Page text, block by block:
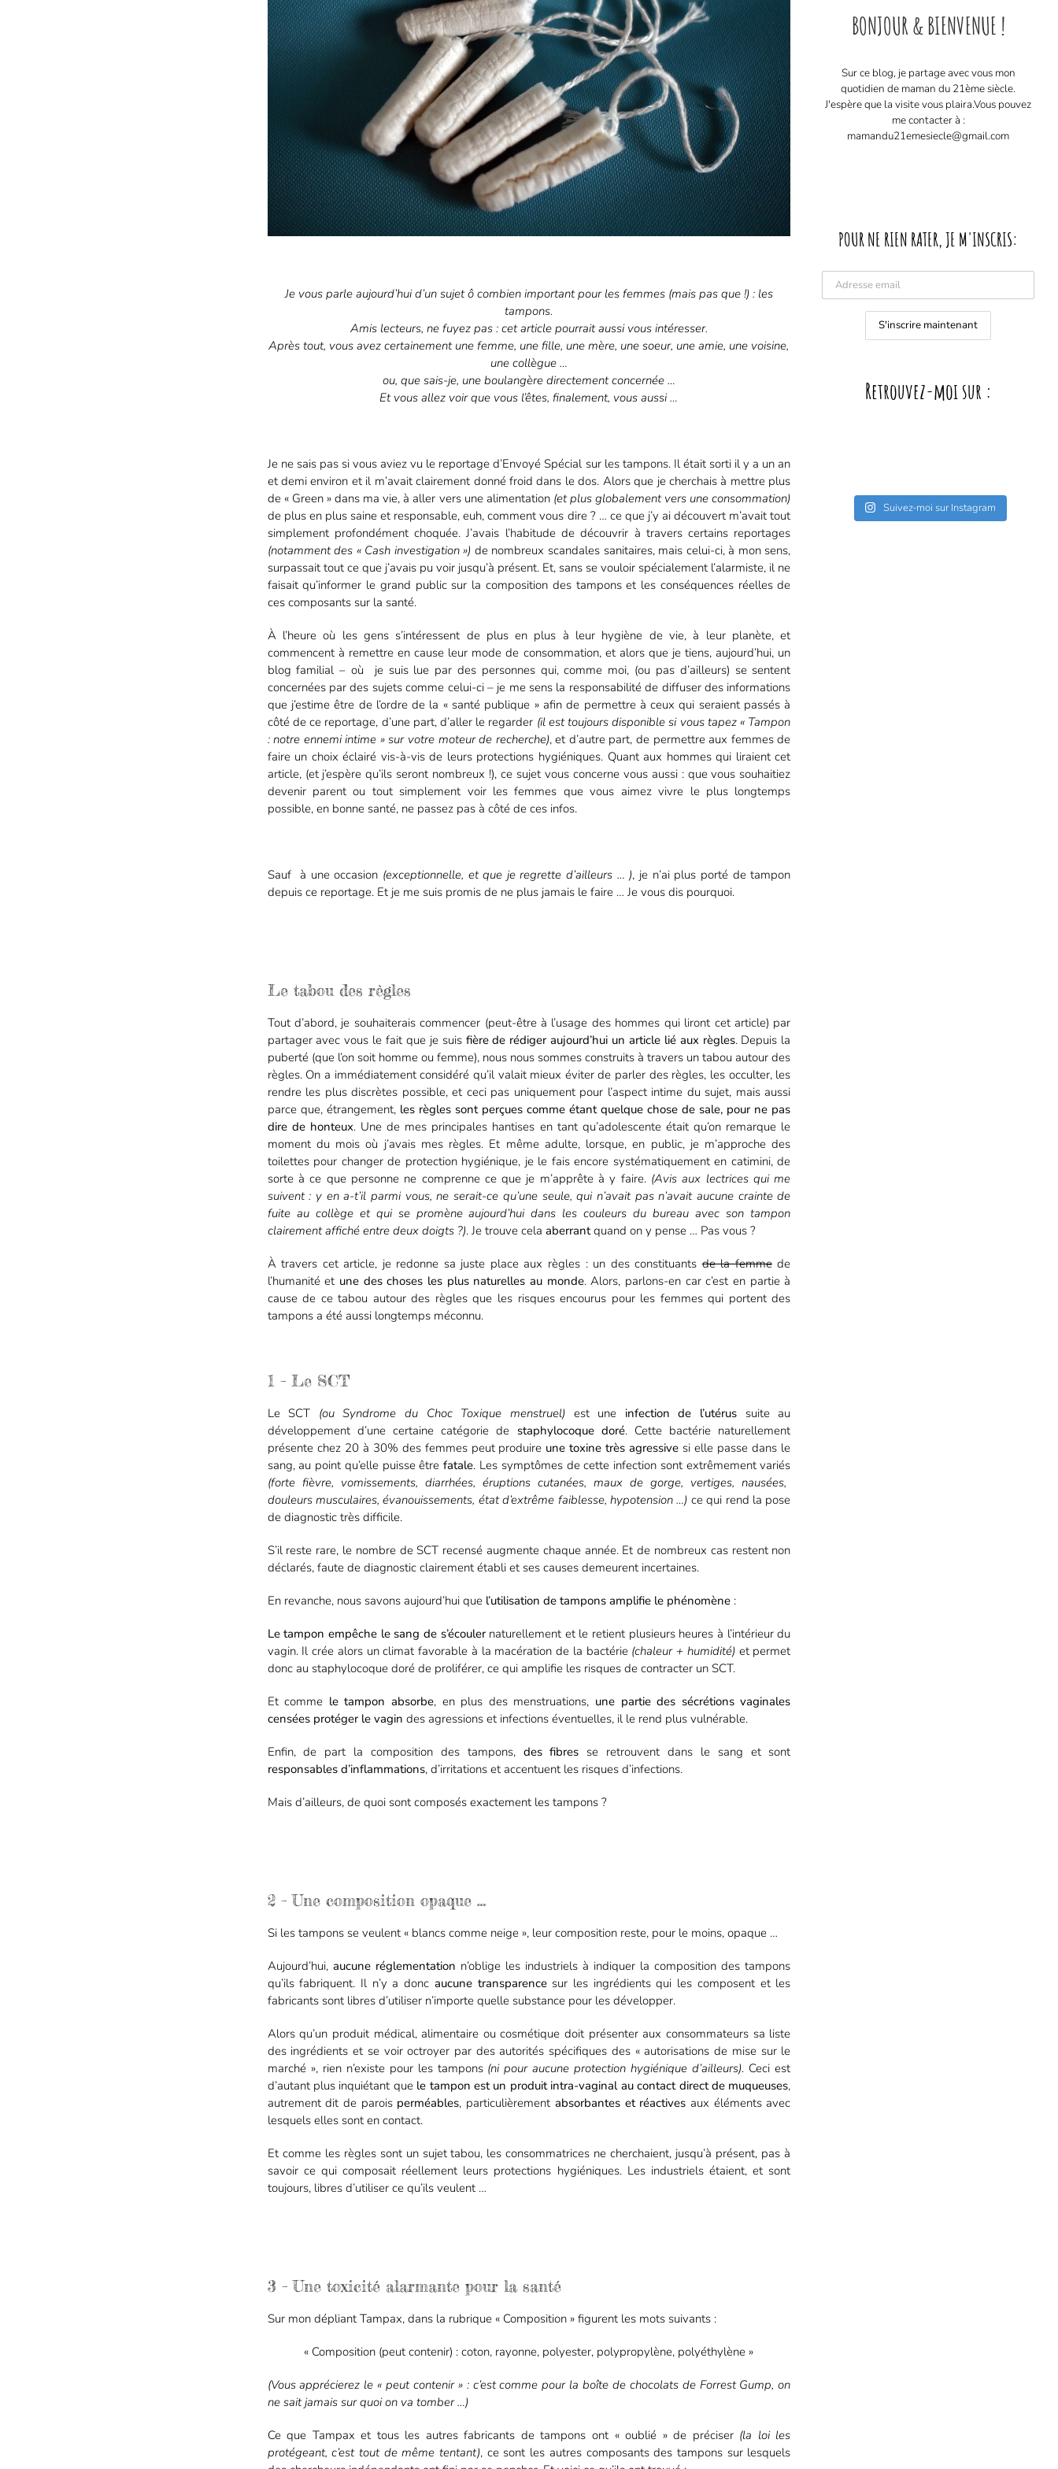
Je vous parle aujourd’hui d’un sujet ô combien important pour les femmes (mais pas que !) : les
tampons.
Amis lecteurs, ne fuyez pas : cet article pourrait aussi vous intéresser.
Après tout, vous avez certainement une femme, une fille, une mère, une soeur, une amie, une voisine,
une collègue …
ou, que sais-je, une boulangère directement concernée …
Et vous allez voir que vous l’êtes, finalement, vous aussi …
Je ne sais pas si vous aviez vu le reportage d’Envoyé Spécial sur les tampons. Il était sorti il y a un an
et demi environ et il m’avait clairement donné froid dans le dos. Alors que je cherchais à mettre plus
de « Green » dans ma vie, à aller vers une alimentation (et plus globalement vers une consommation)
de plus en plus saine et responsable, euh, comment vous dire ? … ce que j’y ai découvert m’avait tout
simplement profondément choquée. J’avais l’habitude de découvrir à travers certains reportages
(notamment des « Cash investigation ») de nombreux scandales sanitaires, mais celui-ci, à mon sens,
surpassait tout ce que j’avais pu voir jusqu’à présent. Et, sans se vouloir spécialement l’alarmiste, il ne
faisait qu’informer le grand public sur la composition des tampons et les conséquences réelles de
ces composants sur la santé.
À l’heure où les gens s’intéressent de plus en plus à leur hygiène de vie, à leur planète, et
commencent à remettre en cause leur mode de consommation, et alors que je tiens, aujourd’hui, un
blog familial – où je suis lue par des personnes qui, comme moi, (ou pas d’ailleurs) se sentent
concernées par des sujets comme celui-ci – je me sens la responsabilité de diffuser des informations
que j’estime être de l’ordre de la « santé publique » afin de permettre à ceux qui seraient passés à
côté de ce reportage, d’une part, d’aller le regarder (il est toujours disponible si vous tapez « Tampon
: notre ennemi intime » sur votre moteur de recherche), et d’autre part, de permettre aux femmes de
faire un choix éclairé vis-à-vis de leurs protections hygiéniques. Quant aux hommes qui liraient cet
article, (et j’espère qu’ils seront nombreux !), ce sujet vous concerne vous aussi : que vous souhaitiez
devenir parent ou tout simplement voir les femmes que vous aimez vivre le plus longtemps
possible, en bonne santé, ne passez pas à côté de ces infos.
Sauf à une occasion (exceptionnelle, et que je regrette d’ailleurs … ), je n’ai plus porté de tampon
depuis ce reportage. Et je me suis promis de ne plus jamais le faire … Je vous dis pourquoi.
Le tabou des règles
Tout d’abord, je souhaiterais commencer (peut-être à l’usage des hommes qui liront cet article) par
partager avec vous le fait que je suis fière de rédiger aujourd’hui un article lié aux règles. Depuis la
puberté (que l’on soit homme ou femme), nous nous sommes construits à travers un tabou autour des
règles. On a immédiatement considéré qu’il valait mieux éviter de parler des règles, les occulter, les
rendre les plus discrètes possible, et ceci pas uniquement pour l’aspect intime du sujet, mais aussi
parce que, étrangement, les règles sont perçues comme étant quelque chose de sale, pour ne pas
dire de honteux. Une de mes principales hantises en tant qu’adolescente était qu’on remarque le
moment du mois où j’avais mes règles. Et même adulte, lorsque, en public, je m’approche des
toilettes pour changer de protection hygiénique, je le fais encore systématiquement en catimini, de
sorte à ce que personne ne comprenne ce que je m’apprête à y faire. (Avis aux lectrices qui me
suivent : y en a-t’il parmi vous, ne serait-ce qu’une seule, qui n’avait pas n’avait aucune crainte de
fuite au collège et qui se promène aujourd’hui dans les couleurs du bureau avec son tampon
clairement affiché entre deux doigts ?). Je trouve cela aberrantquand on y pense … Pas vous ?
À travers cet article, je redonne sa juste place aux règles : un des constituantsde la femmede
l’humanité et une des choses les plus naturelles au monde. Alors, parlons-en car c’est en partie à
cause de ce tabou autour des règles que les risques encourus pour les femmes qui portent des
tampons a été aussi longtemps méconnu.
1 – Le SCT
Le SCT (ou Syndrome du Choc Toxique menstruel) est une infection de l’utérus suite au
développement d’une certaine catégorie de staphylocoque doré. Cette bactérie naturellement
présente chez 20 à 30% des femmes peut produire une toxine très agressive si elle passe dans le
sang, au point qu’elle puisse êtrefatale. Les symptômes de cette infection sont extrêmement variés
(forte fièvre, vomissements, diarrhées, éruptions cutanées, maux de gorge, vertiges, nausées,
douleurs musculaires, évanouissements, état d’extrême faiblesse, hypotension …) ce qui rend la pose
de diagnostic très difficile.
S’il reste rare, le nombre de SCT recensé augmente chaque année. Et de nombreux cas restent non
déclarés, faute de diagnostic clairement établi et ses causes demeurent incertaines.
En revanche, nous savons aujourd’hui que l’utilisation de tampons amplifie le phénomène:
Le tampon empêche le sang de s’écoulernaturellement et le retient plusieurs heures à l’intérieur du
vagin. Il crée alors un climat favorable à la macération de la bactérie (chaleur + humidité) et permet
donc au staphylocoque doré de proliférer, ce qui amplifie les risques de contracter un SCT.
Et comme le tampon absorbe, en plus des menstruations, une partie des sécrétions vaginales
censées protéger le vagin des agressions et infections éventuelles, il le rend plus vulnérable.
Enfin, de part la composition des tampons, des fibres se retrouvent dans le sang et sont
responsables d’inflammations, d’irritations et accentuent les risques d’infections.
Mais d’ailleurs, de quoi sont composés exactement les tampons ?
2 – Une composition opaque …
Si les tampons se veulent « blancs comme neige », leur composition reste, pour le moins, opaque …
Aujourd’hui, aucune réglementation n’oblige les industriels à indiquer la composition des tampons
qu’ils fabriquent. Il n’y a donc aucune transparencesur les ingrédients qui les composent et les
fabricants sont libres d’utiliser n’importe quelle substance pour les développer.
Alors qu’un produit médical, alimentaire ou cosmétique doit présenter aux consommateurs sa liste
des ingrédients et se voir octroyer par des autorités spécifiques des « autorisations de mise sur le
marché », rien n’existe pour les tampons(ni pour aucune protection hygiénique d’ailleurs). Ceci est
d’autant plus inquiétant que le tampon est un produit intra-vaginal au contact direct de muqueuses,
autrement dit de parois perméables, particulièrement absorbantes et réactives aux éléments avec
lesquels elles sont en contact.
Et comme les règles sont un sujet tabou, les consommatrices ne cherchaient, jusqu’à présent, pas à
savoir ce qui composait réellement leurs protections hygiéniques. Les industriels étaient, et sont
toujours, libres d’utiliser ce qu’ils veulent …
3 – Une toxicité alarmante pour la santé
Sur mon dépliant Tampax, dans la rubrique « Composition » figurent les mots suivants :
« Composition (peut contenir) : coton, rayonne, polyester, polypropylène, polyéthylène »
(Vous apprécierez le « peut contenir » : c’est comme pour la boîte de chocolats de Forrest Gump, on
ne sait jamais sur quoi on va tomber …)
Ce que Tampax et tous les autres fabricants de tampons ont « oublié » de préciser (la loi les
protégeant, c’est tout de même tentant), ce sont les autres composants des tampons sur lesquels
BONJOUR & BIENVENUE !
Sur ce blog, je partage avec vous mon
quotidien de maman du 21ème siècle.
J'espère que la visite vous plaira. ​ Vous pouvez
me contacter à :
mamandu21emesiecle@gmail.com
POUR NE RIEN RATER, JE M'INSCRIS:
Retrouvez-moi sur :
Suivez-moi sur Instagram